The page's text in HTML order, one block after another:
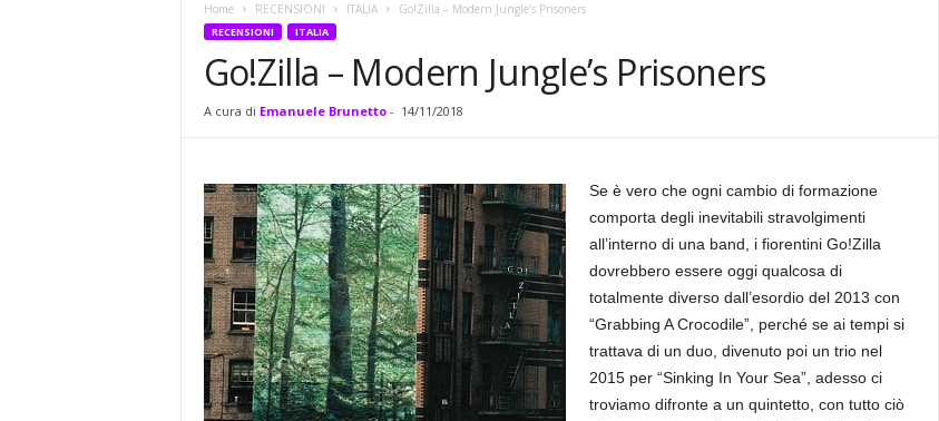
i
i
d
a
Home RECENSIONI ITALIA Go!Zilla – Modern Jungle’s Prisoners
RECENSIONI ITALIA
Go!Zilla – Modern Jungle’s Prisoners
A cura di Emanuele Brunetto- 14/11/2018
Se è vero che ogni cambio di formazione
comporta degli inevitabili stravolgimenti
all’interno di una band, i fiorentini Go!Zilla
dovrebbero essere oggi qualcosa di
totalmente diverso dall’esordio del 2013 con
“Grabbing A Crocodile”, perché se ai tempi si
trattava di un duo, divenuto poi un trio nel
2015 per “Sinking In Your Sea”, adesso ci
troviamo difronte a un quintetto, con tutto ciò